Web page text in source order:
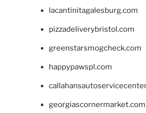
lacantinitagalesburg.com
pizzadeliverybristol.com
greenstarsmogcheck.com
happypawspl.com
georgiascornermarket.com